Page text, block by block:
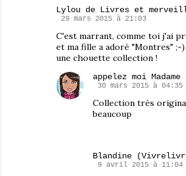
Lylou de Livres et
29 mars 2015 à 21:03
C'est marrant, comme toi j'ai
et ma fille a adoré "Montres" ;-
une chouette collection !
appelez moi Madame
30 mars 2015 à 04:35
Collection très
beaucoup
Blandine
9 avril 2015 à 11:04